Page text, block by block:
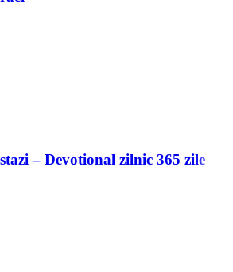
– Devotional zilnic 365 zile